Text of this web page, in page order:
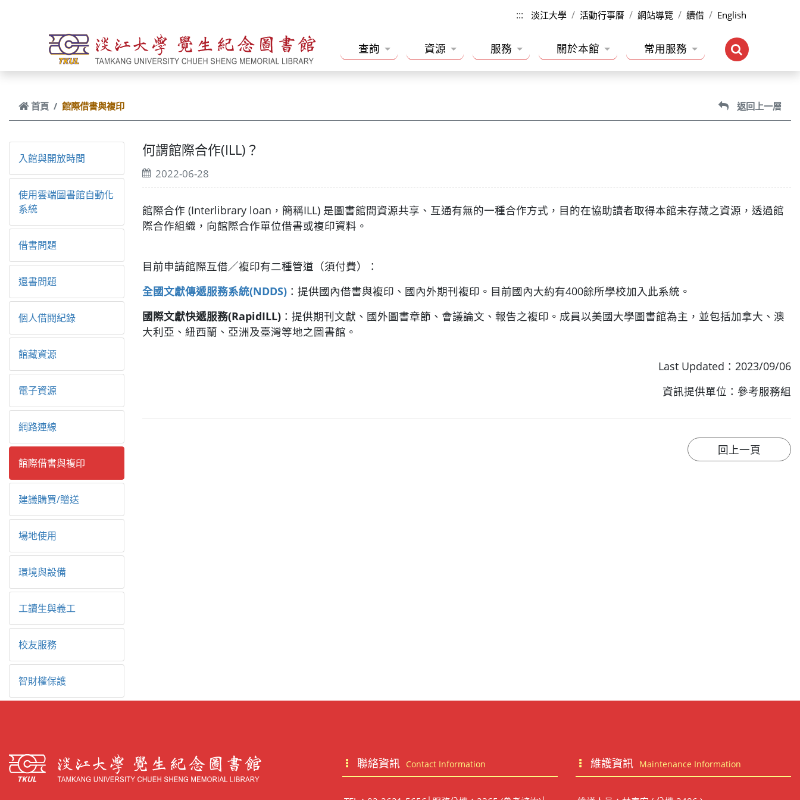
::: 淡江大學 活動行事曆 網站導覽 續借 English
查詢 資源 服務 關於本館 常用服務
首頁 館際借書與複印 返回上一層
入館與開放時間
使用雲端圖書館自動化
系統
借書問題
還書問題
個人借閱紀錄
館藏資源
電子資源
網路連線
館際借書與複印
建議購買/贈送
場地使用
環境與設備
工讀生與義工
校友服務
智財權保護
何謂館際合作(ILL)？
2022-06-28
館際合作 (Interlibrary loan，簡稱ILL) 是圖書館間資源共享、互通有無的一種合作方式，目的在協助讀者取得本館未存藏之資源，透過館
際合作組織，向館際合作單位借書或複印資料。
目前申請館際互借／複印有二種管道（須付費）：
全國文獻傳遞服務系統(NDDS) ：提供國內借書與複印、國內外期刊複印。目前國內大約有400餘所學校加入此系統。
國際文獻快遞服務(RapidILL) ：提供期刊文獻、國外圖書章節、會議論文、報告之複印。成員以美國大學圖書館為主，並包括加拿大、澳
大利亞、紐西蘭、亞洲及臺灣等地之圖書館。
Last Updated：2023/09/06
資訊提供單位：參考服務組
聯絡資訊 Contact Information 維護資訊 Maintenance Information